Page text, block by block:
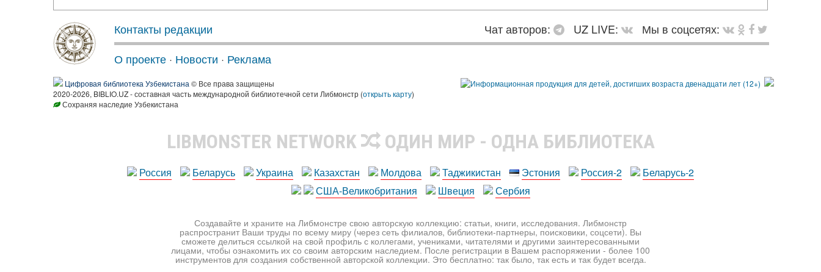
Контакты редакции Чат авторов: UZ LIVE:
Мы в соцсетях:
О проекте · Новости · Реклама
Цифровая библиотека Узбекистана © Все права защищены
2020-2026, BIBLIO.UZ - составная часть международной библиотечной сети Либмонстр (открыть карту)
Сохраняя наследие Узбекистана
LIBMONSTER NETWORK ОДИН МИР - ОДНА БИБЛИОТЕКА
Россия Беларусь Украина Казахстан Молдова Таджикистан Эстония Россия-2
Беларусь-2
США-Великобритания
Швеция Сербия
Создавайте и храните на Либмонстре свою авторскую коллекцию: статьи, книги, исследования. Либмонстр
распространит Ваши труды по всему миру (через сеть филиалов, библиотеки-партнеры, поисковики, соцсети). Вы
сможете делиться ссылкой на свой профиль с коллегами, учениками, читателями и другими заинтересованными
лицами, чтобы ознакомить их со своим авторским наследием. После регистрации в Вашем распоряжении - более 100
инструментов для создания собственной авторской коллекции. Это бесплатно: так было, так есть и так будет всегда.